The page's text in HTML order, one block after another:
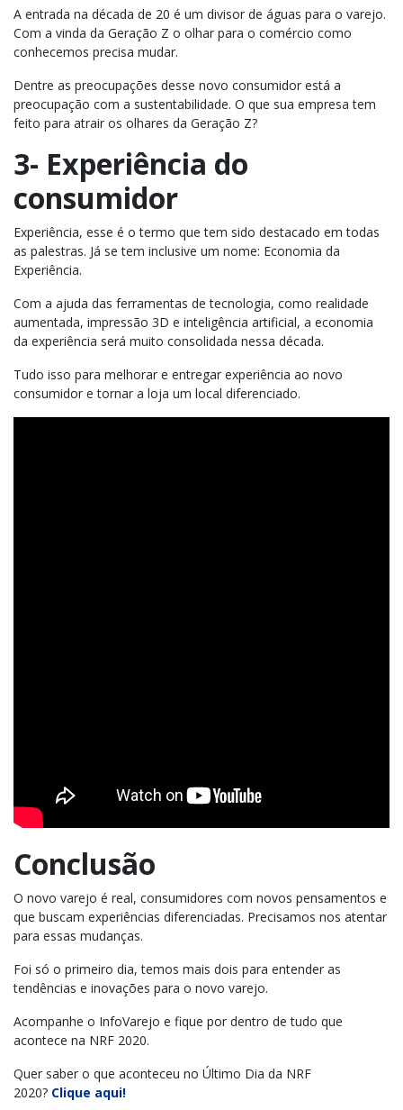
A entrada na década de 20 é um divisor de águas para o varejo.
Com a vinda da Geração Z o olhar para o comércio como
conhecemos precisa mudar.
Dentre as preocupações desse novo consumidor está a
preocupação com a sustentabilidade. O que sua empresa tem
feito para atrair os olhares da Geração Z?
3- Experiência do
consumidor
Experiência, esse é o termo que tem sido destacado em todas
as palestras. Já se tem inclusive um nome: Economia da
Experiência.
Com a ajuda das ferramentas de tecnologia, como realidade
aumentada, impressão 3D e inteligência artificial, a economia
da experiência será muito consolidada nessa década.
Tudo isso para melhorar e entregar experiência ao novo
consumidor e tornar a loja um local diferenciado.
Conclusão
O novo varejo é real, consumidores com novos pensamentos e
que buscam experiências diferenciadas. Precisamos nos atentar
para essas mudanças.
Foi só o primeiro dia, temos mais dois para entender as
tendências e inovações para o novo varejo.
Acompanhe o InfoVarejo e fique por dentro de tudo que
acontece na NRF 2020.
Quer saber o que aconteceu no Último Dia da NRF
2020? Clique aqui!